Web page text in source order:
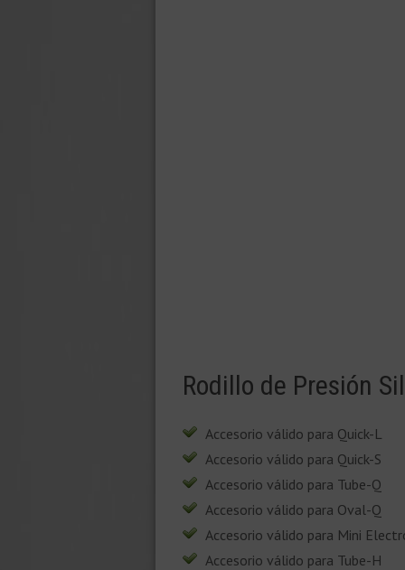
Rodillo de Presión
Accesorio válido para Quick-L
Accesorio válido para Quick-S
Accesorio válido para Tube-Q
Accesorio válido para Oval-Q
Accesorio válido para Mini
Accesorio válido para Tube-H